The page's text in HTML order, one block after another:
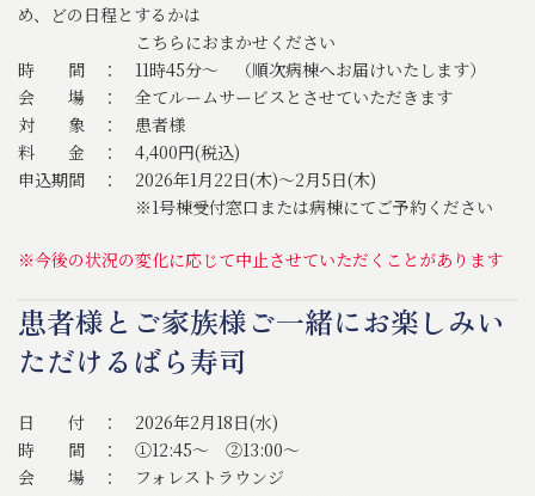
め、どの日程とするかは
こちらにおまかせください
時 間 ： 11時45分～ （順次病棟へお届けいたします）
会 場 ： 全てルームサービスとさせていただきます
対 象 ： 患者様
料 金 ： 4,400円(税込)
申込期間 ： 2026年1月22日(木)～2月5日(木)
※1号棟受付窓口または病棟にてご予約ください
※今後の状況の変化に応じて中止させていただくことがあります
患者様とご家族様ご一緒にお楽しみい
ただけるばら寿司
日 付 ： 2026年2月18日(水)
時 間 ： ①12:45～ ②13:00～
会 場 ： フォレストラウンジ